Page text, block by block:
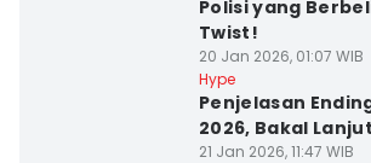
Polisi yang
Twist!
20 Jan 2026, 01:07 WIB
Hype
Penjelasan
2026, Bakal
21 Jan 2026, 11:47 WIB